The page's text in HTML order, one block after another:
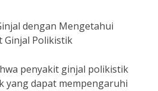
dengan Mengetahui
Ginjal Polikistik
penyakit ginjal polikistik
yang dapat mempengaruhi